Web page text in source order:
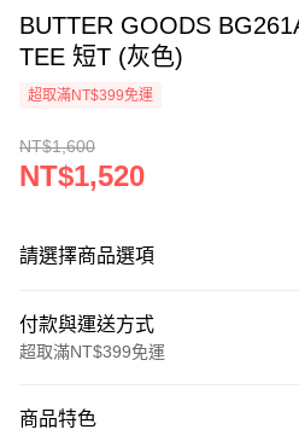
BUTTER GOODS
TEE 短T (灰色)
超取滿NT$399免運
NT$1,600
NT$1,520
請選擇商品選項
付款與運送方式
超取滿NT$399免運
信用卡一次付款
商品特色